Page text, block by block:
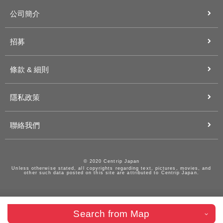
公司簡介
招募
條款 & 細則
隱私政策
聯絡我們
Search from Map
© 2020 Centrip Japan
Unless otherwise stated, all copyrights regarding text, pictures, movies, and
other such data posted on this site are attributed to Centrip Japan.